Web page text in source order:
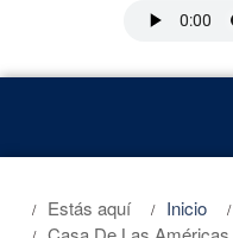
Estás aquí Inicio